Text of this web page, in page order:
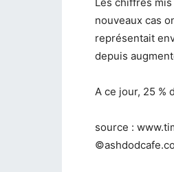
nouveaux cas
représentait
depuis
A ce jour, 25 %
source :